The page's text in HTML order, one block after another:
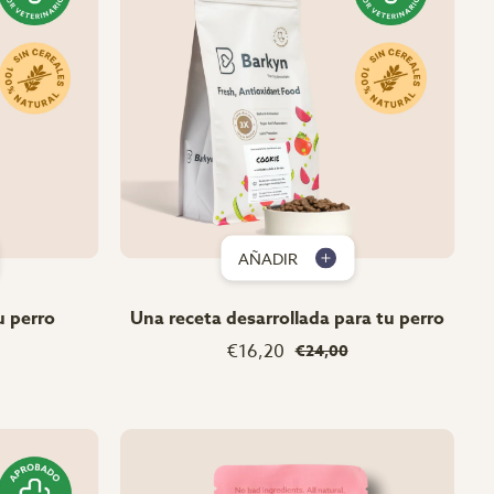
perro
AÑADIR
Una receta desarrollada para tu perro
€16,20 €24,00